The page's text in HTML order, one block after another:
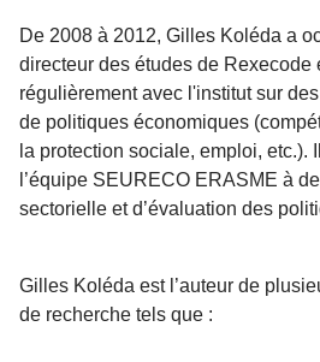
De 2008 à 2012, Gilles Koléda a
directeur des études de Rexecode
régulièrement avec l'institut sur
de politiques économiques
la protection sociale, emploi, etc.).
l’équipe SEURECO ERASME à
sectorielle et d’évaluation des
Gilles Koléda est l’auteur de
de recherche tels que :